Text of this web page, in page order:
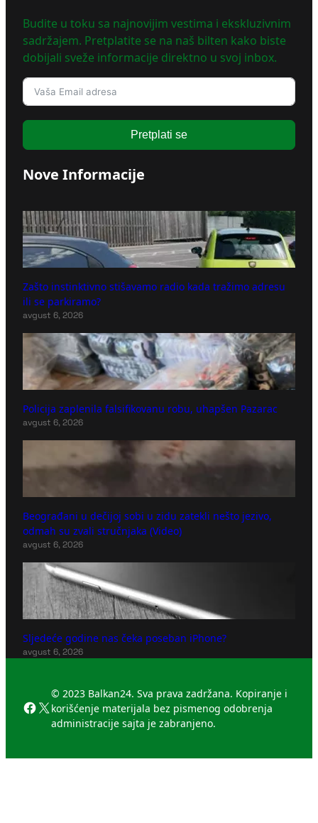
Budite u toku sa najnovijim vestima i ekskluzivnim
sadržajem. Pretplatite se na naš bilten kako biste
dobijali sveže informacije direktno u svoj inbox.
Pretplati se
Nove Informacije
Zašto instinktivno stišavamo radio kada tražimo adresu
ili se parkiramo?
avgust 6, 2026
Policija zaplenila falsifikovanu robu, uhapšen Pazarac
avgust 6, 2026
Beograđani u dečijoj sobi u zidu zatekli nešto jezivo,
odmah su zvali stručnjaka (Video)
avgust 6, 2026
Sljedeće godine nas čeka poseban iPhone?
avgust 6, 2026
Facebook
X
© 2023 Balkan24. Sva prava zadržana. Kopiranje i
korišćenje materijala bez pismenog odobrenja
administracije sajta je zabranjeno.